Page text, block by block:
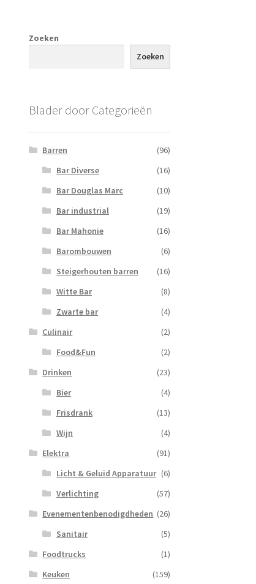
Zoeken
Zoeken
Blader door Categorieën
Barren
(96)
Bar Diverse
(16)
Bar Douglas Marc
(10)
Bar industrial
(19)
Bar Mahonie
(16)
Barombouwen
(6)
Steigerhouten barren
(16)
Witte Bar
(8)
Zwarte bar
(4)
Culinair
(2)
Food&Fun
(2)
Drinken
(23)
Bier
(4)
Frisdrank
(13)
Wijn
(4)
Elektra
(91)
Licht & Geluid Apparatuur (6)
Verlichting
(57)
Evenementenbenodigdheden (26)
Sanitair
(5)
Foodtrucks
(1)
Keuken
(159)